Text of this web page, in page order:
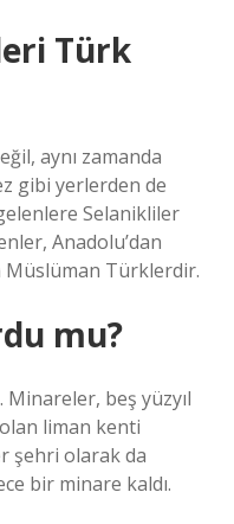
Türk
aynı zamanda
gibi yerlerden de
Selanikliler
Anadolu’dan
Müslüman Türklerdir.
mu?
Minareler, beş yüzyıl
liman kenti
şehri olarak da
bir minare kaldı.